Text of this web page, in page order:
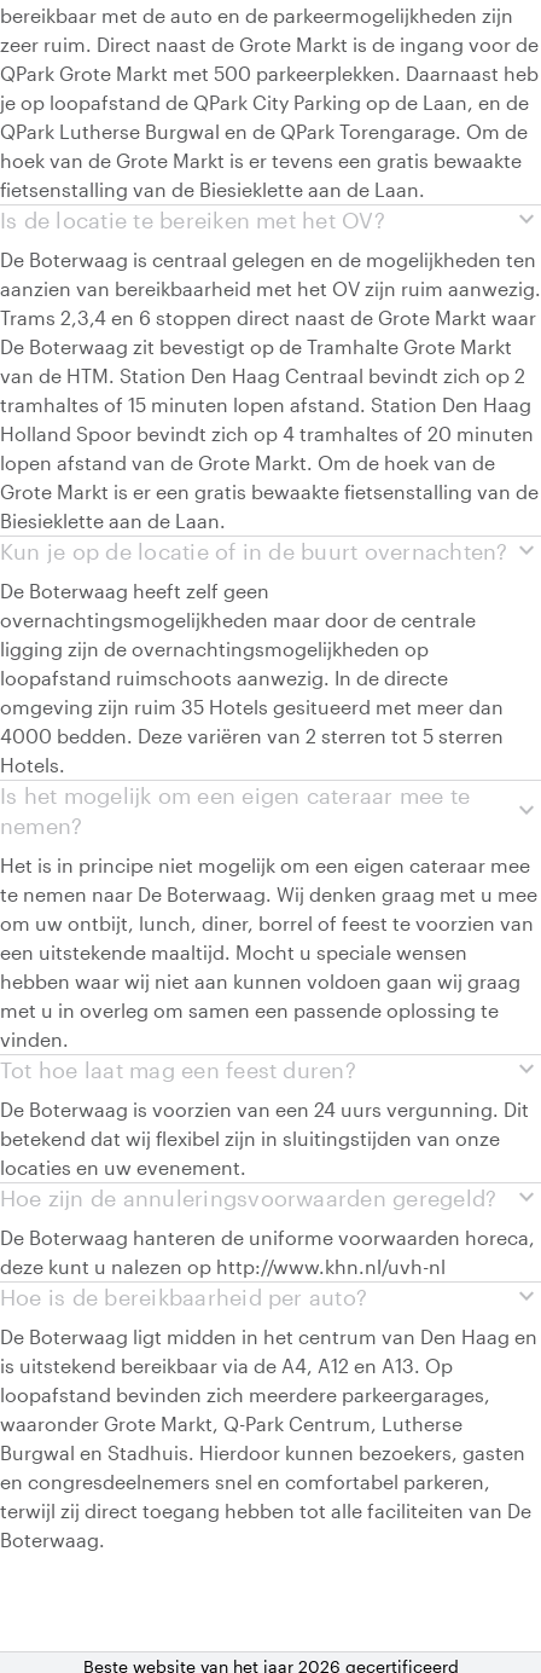
bereikbaar met de auto en de parkeermogelijkheden zijn
zeer ruim. Direct naast de Grote Markt is de ingang voor de
QPark Grote Markt met 500 parkeerplekken. Daarnaast heb
je op loopafstand de QPark City Parking op de Laan, en de
QPark Lutherse Burgwal en de QPark Torengarage. Om de
hoek van de Grote Markt is er tevens een gratis bewaakte
fietsenstalling van de Biesieklette aan de Laan.
expand_more
Is de locatie te bereiken met het OV?
De Boterwaag is centraal gelegen en de mogelijkheden ten
aanzien van bereikbaarheid met het OV zijn ruim aanwezig.
Trams 2,3,4 en 6 stoppen direct naast de Grote Markt waar
De Boterwaag zit bevestigt op de Tramhalte Grote Markt
van de HTM. Station Den Haag Centraal bevindt zich op 2
tramhaltes of 15 minuten lopen afstand. Station Den Haag
Holland Spoor bevindt zich op 4 tramhaltes of 20 minuten
lopen afstand van de Grote Markt. Om de hoek van de
Grote Markt is er een gratis bewaakte fietsenstalling van de
Biesieklette aan de Laan.
expand_more
Kun je op de locatie of in de buurt overnachten?
De Boterwaag heeft zelf geen
overnachtingsmogelijkheden maar door de centrale
ligging zijn de overnachtingsmogelijkheden op
loopafstand ruimschoots aanwezig. In de directe
omgeving zijn ruim 35 Hotels gesitueerd met meer dan
4000 bedden. Deze variëren van 2 sterren tot 5 sterren
Hotels.
expand_more
Is het mogelijk om een eigen cateraar mee te
nemen?
Het is in principe niet mogelijk om een eigen cateraar mee
te nemen naar De Boterwaag. Wij denken graag met u mee
om uw ontbijt, lunch, diner, borrel of feest te voorzien van
een uitstekende maaltijd. Mocht u speciale wensen
hebben waar wij niet aan kunnen voldoen gaan wij graag
met u in overleg om samen een passende oplossing te
vinden.
expand_more
Tot hoe laat mag een feest duren?
De Boterwaag is voorzien van een 24 uurs vergunning. Dit
betekend dat wij flexibel zijn in sluitingstijden van onze
locaties en uw evenement.
expand_more
Hoe zijn de annuleringsvoorwaarden geregeld?
De Boterwaag hanteren de uniforme voorwaarden horeca,
deze kunt u nalezen op http://www.khn.nl/uvh-nl
expand_more
Hoe is de bereikbaarheid per auto?
De Boterwaag ligt midden in het centrum van Den Haag en
is uitstekend bereikbaar via de A4, A12 en A13. Op
loopafstand bevinden zich meerdere parkeergarages,
waaronder Grote Markt, Q-Park Centrum, Lutherse
Burgwal en Stadhuis. Hierdoor kunnen bezoekers, gasten
en congresdeelnemers snel en comfortabel parkeren,
terwijl zij direct toegang hebben tot alle faciliteiten van De
Boterwaag.
Beste website van het jaar 2026 gecertificeerd